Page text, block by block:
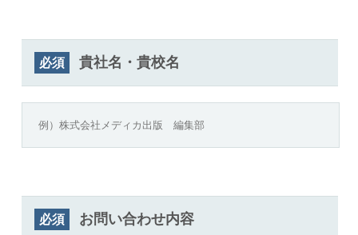
必須 貴社名・貴校名
必須
お問い合わせ内容